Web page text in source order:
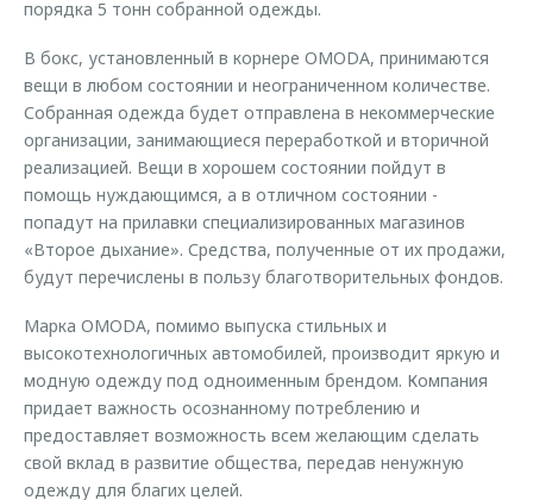
порядка 5 тонн собранной одежды.
В бокс, установленный в корнере OMODA, принимаются
вещи в любом состоянии и неограниченном количестве.
Собранная одежда будет отправлена в некоммерческие
организации, занимающиеся переработкой и вторичной
реализацией. Вещи в хорошем состоянии пойдут в
помощь нуждающимся, а в отличном состоянии -
попадут на прилавки специализированных магазинов
«Второе дыхание». Средства, полученные от их продажи,
будут перечислены в пользу благотворительных фондов.
Марка OMODA, помимо выпуска стильных и
высокотехнологичных автомобилей, производит яркую и
модную одежду под одноименным брендом. Компания
придает важность осознанному потреблению и
предоставляет возможность всем желающим сделать
свой вклад в развитие общества, передав ненужную
одежду для благих целей.